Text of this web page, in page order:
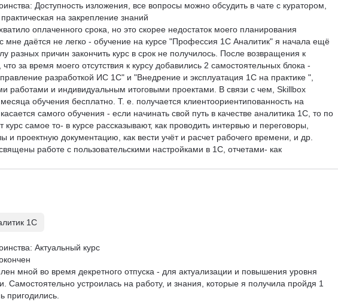
Доступность изложения, все вопросы можно обсудить в чате с куратором,
на закрепление знаний
оплаченного срока, но это скорее недостаток моего планирования
мне даётся не легко - обучение на курсе "Профессия 1С Аналитик" я начала ещё
разных причин закончить курс в срок не получилось. После возвращения к
за время моего отсутствия к курсу добавились 2 самостоятельных блока -
разработкой ИС 1С" и "Внедрение и эксплуатация 1С на практике ",
работами и индивидуальным итоговыми проектами. В связи с чем, Skillbox
обучения бесплатно. Т. е. получается клиентоориентипованность на
самого обучения - если начинать свой путь в качестве аналитика 1С, то по
самое то- в курсе рассказывают, как проводить интервью и переговоры,
и проектную документацию, как вести учёт и расчет рабочего времени, и др.
работе с пользовательскими настройками в 1С, отчетами- как
знакомым, желающим получит дополнительное образование.
1С
Актуальный курс
мной во время декретного отпуска - для актуализации и повышения уровня
Самостоятельно устроилась на работу, и знания, которые я получила пройдя 1
пригодились.